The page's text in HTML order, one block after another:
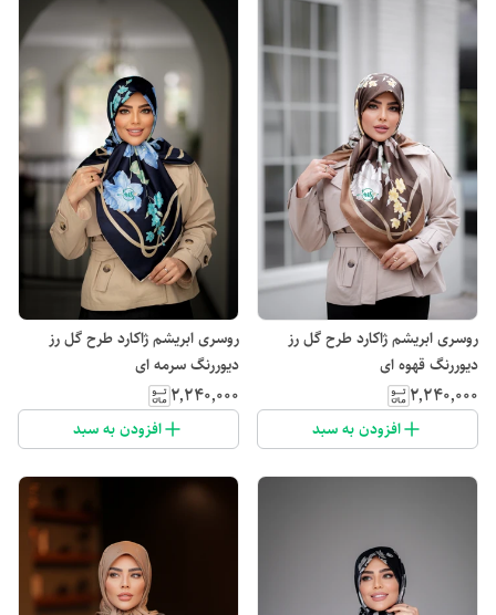
روسری ابریشم ژاکارد طرح گل رز
دیوررنگ قهوه ای
۲٬۲۴۰٬۰۰۰
افزودن به سبد
روسری ابریشم ژاکارد طرح گل رز
دیوررنگ سرمه ای
۲٬۲۴۰٬۰۰۰
افزودن به سبد